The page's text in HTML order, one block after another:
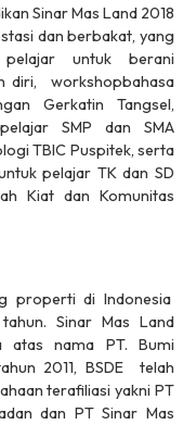
Sinar Mas Land 2018
dan berbakat, yang
pelajar untuk berani
diri, workshopbahasa
Gerkatin Tangsel,
SMP dan SMA
TBIC Puspitek, serta
pelajar TK dan SD
Kiat dan Komunitas
properti di Indonesia
Sinar Mas Land
atas nama PT. Bumi
2011, BSDE telah
terafiliasi yakni PT
dan PT Sinar Mas